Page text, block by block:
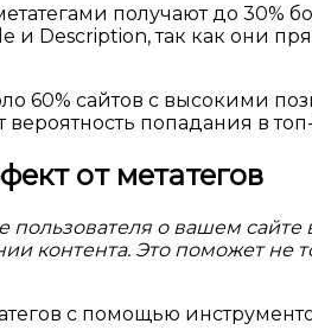
получают до 30%
и Description, так как они
60% сайтов с высокими
попадания в
от метатегов
пользователя о вашем
контента. Это поможет не
с помощью